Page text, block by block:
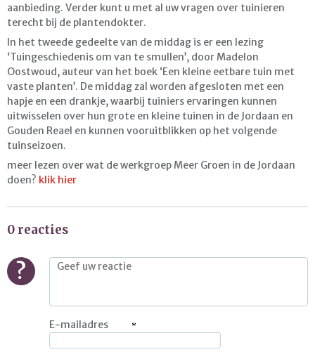
aanbieding. Verder kunt u met al uw vragen over tuinieren
terecht bij de plantendokter.
In het tweede gedeelte van de middag is er een lezing
‘Tuingeschiedenis om van te smullen’, door Madelon
Oostwoud, auteur van het boek ‘Een kleine eetbare tuin met
vaste planten’. De middag zal worden afgesloten met een
hapje en een drankje, waarbij tuiniers ervaringen kunnen
uitwisselen over hun grote en kleine tuinen in de Jordaan en
Gouden Reael en kunnen vooruitblikken op het volgende
tuinseizoen.
meer lezen over wat de werkgroep Meer Groen in de Jordaan
doen? klik hier
0 reacties
?
E-mailadres